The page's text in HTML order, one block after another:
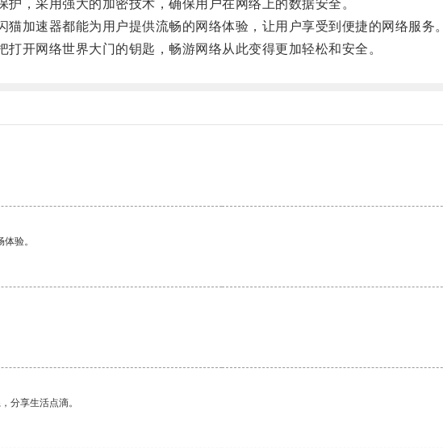
，采用强大的加密技术，确保用户在网络上的数据安全。
加速器都能为用户提供流畅的网络体验，让用户享受到便捷的网络服务。
开网络世界大门的钥匙，畅游网络从此变得更加轻松和安全。
验。
分享生活点滴。